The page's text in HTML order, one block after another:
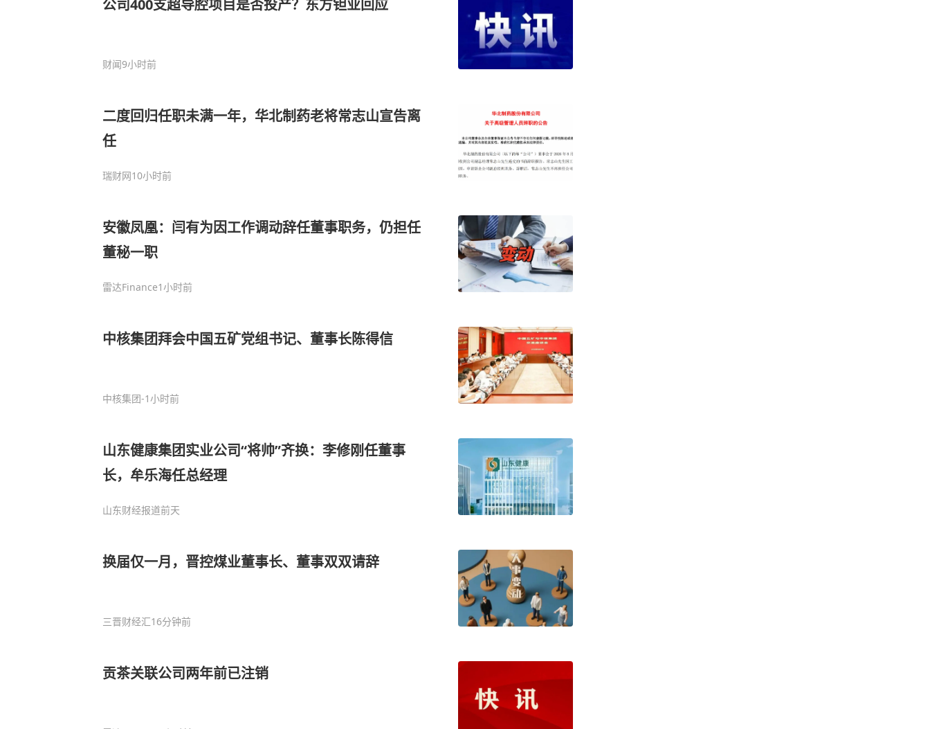
公司400支超导腔项目是否投产？东方钽业回应
财闻9小时前
二度回归任职未满一年，华北制药老将常志山宣告离
任
瑞财网10小时前
安徽凤凰：闫有为因工作调动辞任董事职务，仍担任
董秘一职
雷达Finance1小时前
中核集团拜会中国五矿党组书记、董事长陈得信
中核集团-1小时前
山东健康集团实业公司“将帅”齐换：李修刚任董事
长，牟乐海任总经理
山东财经报道前天
换届仅一月，晋控煤业董事长、董事双双请辞
三晋财经汇16分钟前
贡茶关联公司两年前已注销